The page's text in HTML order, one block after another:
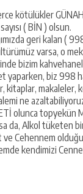
kötülükler
( BİN ) olsun.
geri kalan (
varsa, o
bizim
yaparken, biz 998
kitaplar,
ne
olunca topyekün
da, Alkol tüketen
Cehennem
kendimizi
Yusuf
NE EKTİK,